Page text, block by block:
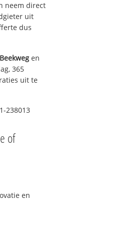
neem direct
uit
dus
en
365
uit te
238013
of
en